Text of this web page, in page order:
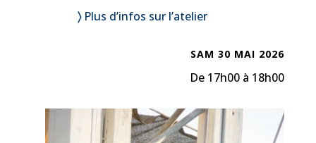
〉 Plus d’infos sur l’atelier
SAM 30 MAI 2026
De 17h00 à 18h00